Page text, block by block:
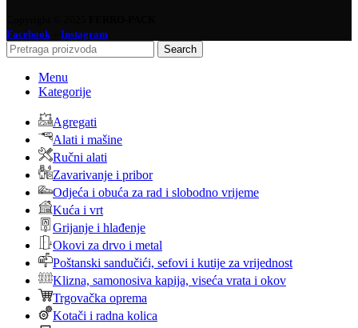
Facebook
Instagram
Search
Menu
Kategorije
Agregati
Alati i mašine
Ručni alati
Zavarivanje i pribor
Odjeća i obuća za rad i slobodno vrijeme
Kuća i vrt
Grijanje i hlađenje
Okovi za drvo i metal
Poštanski sandučići, sefovi i kutije za vrijednost
Klizna, samonosiva kapija, viseća vrata i okov
Trgovačka oprema
Kotači i radna kolica